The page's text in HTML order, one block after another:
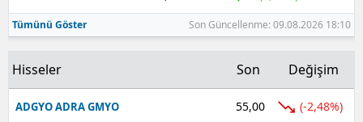
Tümünü Göster Son Güncellenme: 09.08.2026 18:10
Hisseler Son Değişim
ADGYO ADRA GMYO 55,00 (-2,48%)